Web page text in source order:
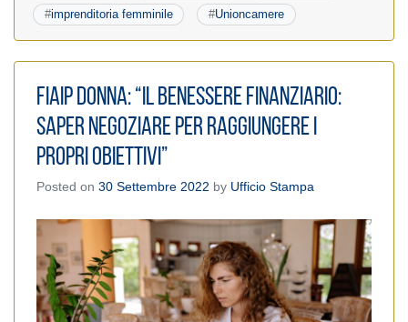
#imprenditoria femminile #Unioncamere
Fiaip Donna: “Il benessere finanziario:
saper negoziare per raggiungere i
propri obiettivi”
Posted on 30 Settembre 2022 by Ufficio Stampa